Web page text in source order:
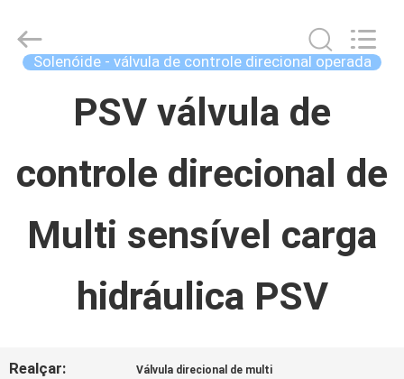
PRODUTOS
SOBRE
Online
Market.
Solenóide - válvula de controle direcional operada
PSV válvula de
controle direcional de
Multi sensível carga
hidráulica PSV
Realçar: Válvula direcional de multi